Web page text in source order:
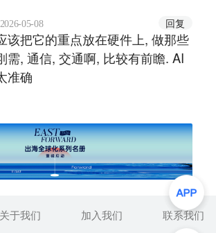
2026-05-08 回复
该把它的重点放在硬件上, 做那些
需, 通信, 交通啊, 比较有前瞻. AI
准确
关于我们 加入我们 联系我们